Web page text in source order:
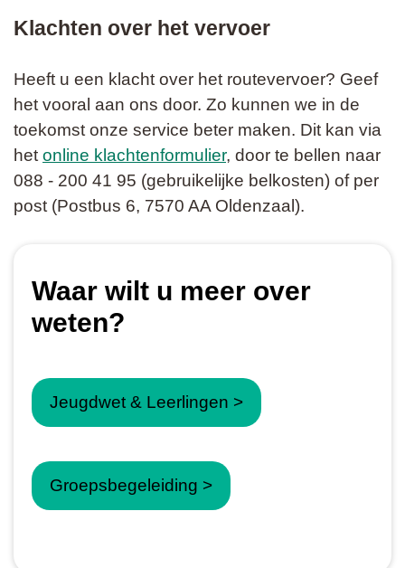
Klachten over het vervoer
Heeft u een klacht over het routevervoer? Geef
het vooral aan ons door. Zo kunnen we in de
toekomst onze service beter maken. Dit kan via
het online klachtenformulier, door te bellen naar
088 - 200 41 95 (gebruikelijke belkosten) of per
post (Postbus 6, 7570 AA Oldenzaal).
Waar wilt u meer over
weten?
Jeugdwet & Leerlingen >
Groepsbegeleiding >